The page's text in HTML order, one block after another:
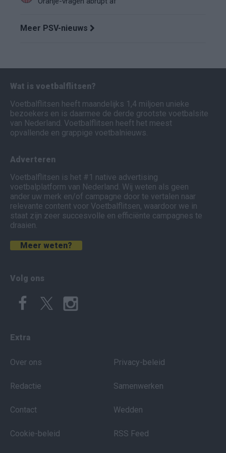
Meer PSV-nieuws
Wat is voetbalflitsen?
Voetbalflitsen heeft maandelijks 1,4 miljoen unieke
bezoekers en is daarmee de derde grootste voetbalsite
van Nederland. Voetbalflitsen heeft het meest
opvallende en grappige voetbalnieuws.
Adverteren
Voetbalflitsen is het #1 native advertising
voetbalplatform van Nederland. Wij weten als geen
ander uw merk en/of campagne door te vertalen naar
relevante content voor Voetbalflitsen, waardoor we in
staat zijn zeer succesvolle en efficiënte campagnes te
draaien.
Meer weten?
Volg ons
Extra
Over ons
Redactie
Contact
Cookie-beleid
Privacy-beleid
Samenwerken
Wedden
RSS Feed